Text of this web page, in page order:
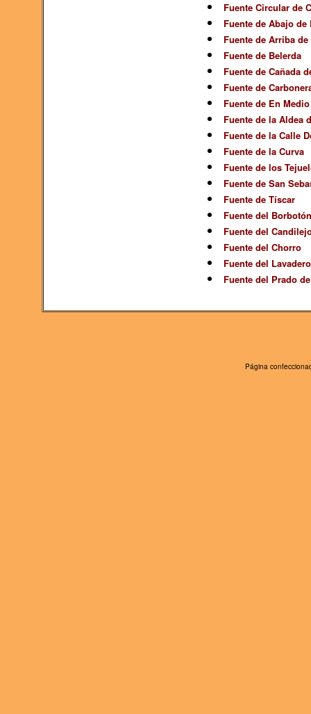
Fuente Circular de
Fuente de Abajo de
Fuente de Arriba
Fuente de Belerda
Fuente de Cañada
Fuente de
Fuente de En
Fuente de la Aldea
Fuente de la Calle
Fuente de la Curva
Fuente de los
Fuente de San
Fuente de Tíscar
Fuente del Borbotón
Fuente del
Fuente del Chorro
Fuente del
Fuente del Prado
Página